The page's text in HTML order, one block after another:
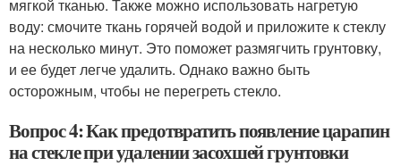
мягкой тканью. Также можно использовать нагретую
воду: смочите ткань горячей водой и приложите к стеклу
на несколько минут. Это поможет размягчить грунтовку,
и ее будет легче удалить. Однако важно быть
осторожным, чтобы не перегреть стекло.
Вопрос 4: Как предотвратить появление царапин
на стекле при удалении засохшей грунтовки